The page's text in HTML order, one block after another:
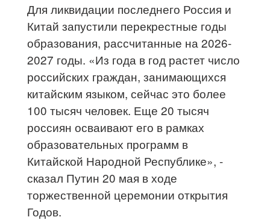
Для ликвидации последнего Россия и
Китай запустили перекрестные годы
образования, рассчитанные на 2026-
2027 годы. «Из года в год растет число
российских граждан, занимающихся
китайским языком, сейчас это более
100 тысяч человек. Еще 20 тысяч
россиян осваивают его в рамках
образовательных программ в
Китайской Народной Республике», -
сказал Путин 20 мая в ходе
торжественной церемонии открытия
Годов.